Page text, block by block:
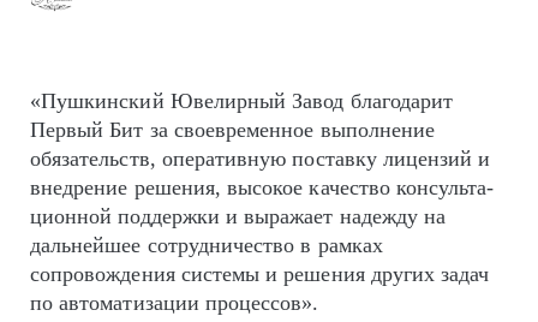
«Пушкинский Ювелирный Завод благодарит
Первый Бит за своевременное выполнение
обязательств, оперативную поставку лицензий и
внедрение решения, высокое качество кон­суль­та­
цион­ной поддержки и выражает надежду на
дальнейшее сотрудничество в рамках
сопровождения системы и решения других задач
по автоматизации процессов».